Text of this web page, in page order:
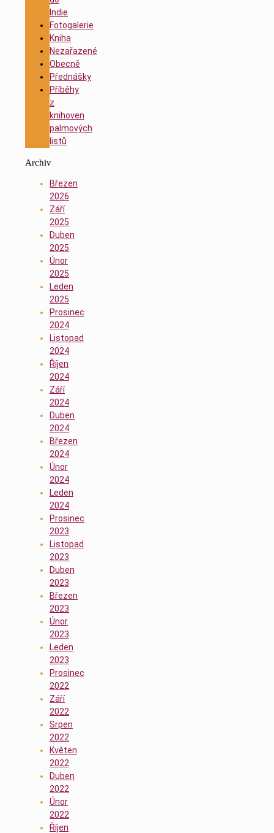
Indie
Fotogalerie
Kniha
Nezařazené
Obecně
Přednášky
Příběhy
z
knihoven
palmových
listů
Archiv
Březen
2026
Září
2025
Duben
2025
Únor
2025
Leden
2025
Prosinec
2024
Listopad
2024
Říjen
2024
Září
2024
Duben
2024
Březen
2024
Únor
2024
Leden
2024
Prosinec
2023
Listopad
2023
Duben
2023
Březen
2023
Únor
2023
Leden
2023
Prosinec
2022
Září
2022
Srpen
2022
Květen
2022
Duben
2022
Únor
2022
Říjen